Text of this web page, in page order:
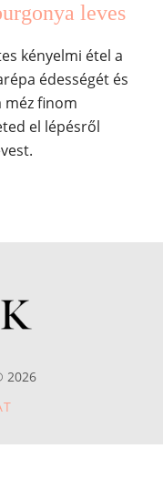
leves
kényelmi étel a
édességét és
méz finom
el lépésről
2026